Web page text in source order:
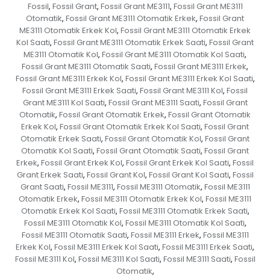
Fossil, Fossil Grant, Fossil Grant ME3111, Fossil Grant ME3111
Otomatik, Fossil Grant ME3111 Otomatik Erkek, Fossil Grant
ME3111 Otomatik Erkek Kol, Fossil Grant ME3111 Otomatik Erkek
Kol Saati, Fossil Grant ME3111 Otomatik Erkek Saati, Fossil Grant
ME3111 Otomatik Kol, Fossil Grant ME3111 Otomatik Kol Saati,
Fossil Grant ME3111 Otomatik Saati, Fossil Grant ME3111 Erkek,
Fossil Grant ME3111 Erkek Kol, Fossil Grant ME3111 Erkek Kol Saati,
Fossil Grant ME3111 Erkek Saati, Fossil Grant ME3111 Kol, Fossil
Grant ME3111 Kol Saati, Fossil Grant ME3111 Saati, Fossil Grant
Otomatik, Fossil Grant Otomatik Erkek, Fossil Grant Otomatik
Erkek Kol, Fossil Grant Otomatik Erkek Kol Saati, Fossil Grant
Otomatik Erkek Saati, Fossil Grant Otomatik Kol, Fossil Grant
Otomatik Kol Saati, Fossil Grant Otomatik Saati, Fossil Grant
Erkek, Fossil Grant Erkek Kol, Fossil Grant Erkek Kol Saati, Fossil
Grant Erkek Saati, Fossil Grant Kol, Fossil Grant Kol Saati, Fossil
Grant Saati, Fossil ME3111, Fossil ME3111 Otomatik, Fossil ME3111
Otomatik Erkek, Fossil ME3111 Otomatik Erkek Kol, Fossil ME3111
Otomatik Erkek Kol Saati, Fossil ME3111 Otomatik Erkek Saati,
Fossil ME3111 Otomatik Kol, Fossil ME3111 Otomatik Kol Saati,
Fossil ME3111 Otomatik Saati, Fossil ME3111 Erkek, Fossil ME3111
Erkek Kol, Fossil ME3111 Erkek Kol Saati, Fossil ME3111 Erkek Saati,
Fossil ME3111 Kol, Fossil ME3111 Kol Saati, Fossil ME3111 Saati, Fossil
Otomatik,